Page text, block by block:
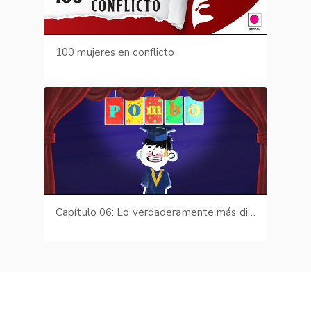
100 mujeres en conflicto
Capítulo 06: Lo verdaderamente más difícil